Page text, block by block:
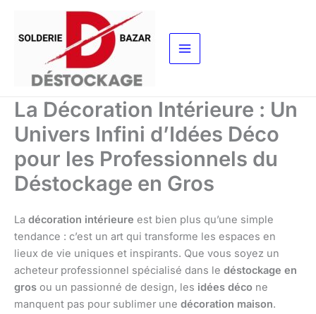
contenu
La Décoration Intérieure : Un
Univers Infini d’Idées Déco
pour les Professionnels du
Déstockage en Gros
La décoration intérieure est bien plus qu’une simple
tendance : c’est un art qui transforme les espaces en
lieux de vie uniques et inspirants. Que vous soyez un
acheteur professionnel spécialisé dans le déstockage en
gros ou un passionné de design, les idées déco ne
manquent pas pour sublimer une décoration maison.